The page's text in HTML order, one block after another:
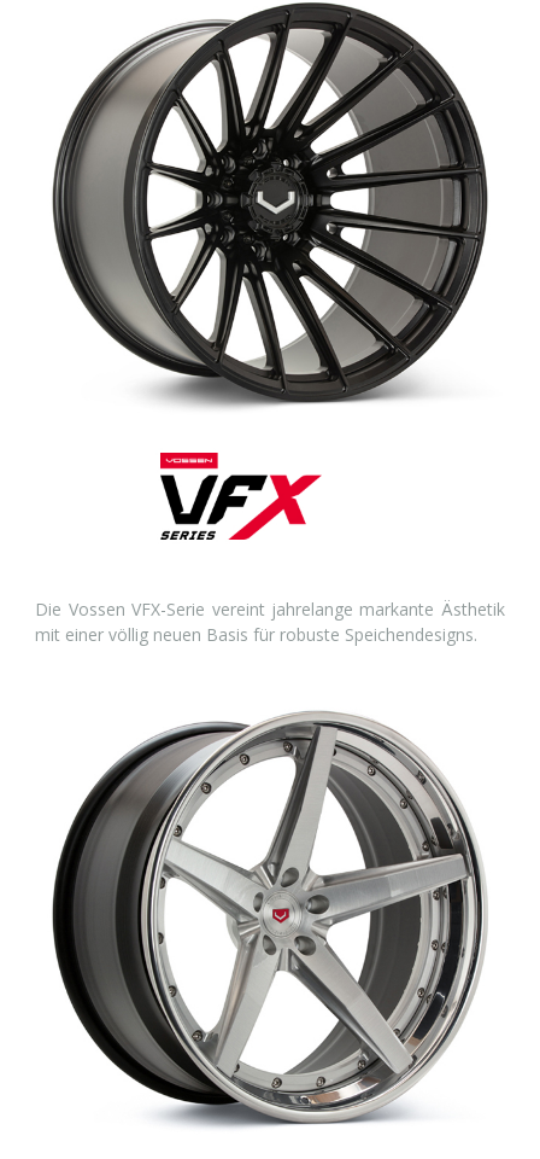
Die Vossen VFX-Serie vereint jahrelange markante Ästhetik
mit einer völlig neuen Basis für robuste Speichendesigns.